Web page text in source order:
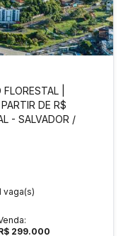
|
DE R$
- SALVADOR /
vaga(s)
299.000